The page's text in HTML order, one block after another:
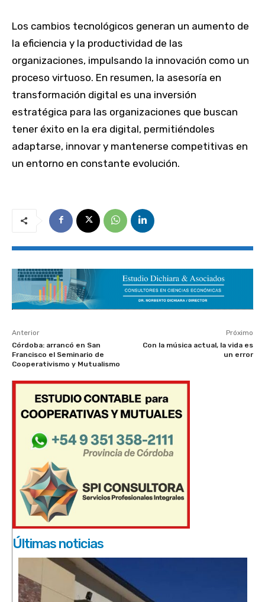
Los cambios tecnológicos generan un aumento de
la eficiencia y la productividad de las
organizaciones, impulsando la innovación como un
proceso virtuoso. En resumen, la asesoría en
transformación digital es una inversión
estratégica para las organizaciones que buscan
tener éxito en la era digital, permitiéndoles
adaptarse, innovar y mantenerse competitivas en
un entorno en constante evolución.
Anterior
Córdoba: arrancó en San
Francisco el Seminario de
Cooperativismo y Mutualismo
Próximo
Con la música actual, la vida es
un error
Últimas noticias